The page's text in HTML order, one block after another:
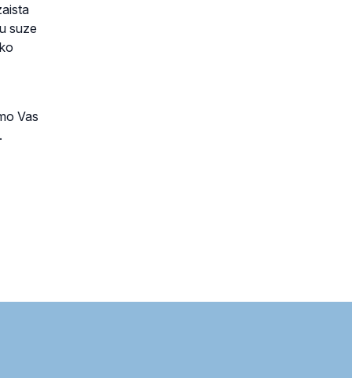
suze
Vas